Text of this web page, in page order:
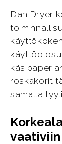
Dan Dryer
roskakorit
samalla